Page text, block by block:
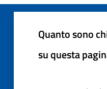
Quanto sono
su questa